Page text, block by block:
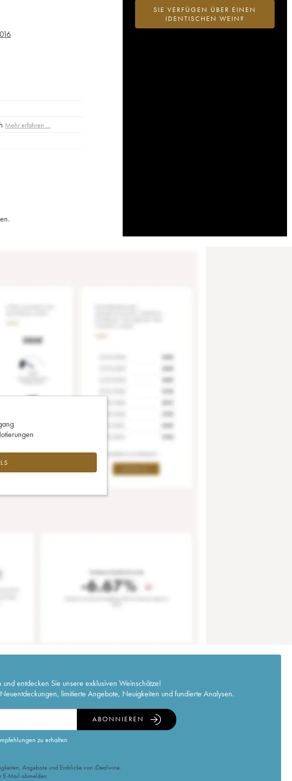
SIE VERFÜGEN ÜBER EINEN
IDENTISCHEN WEIN?
Mehr erfahren …
entdecken Sie unsere exklusiven Weinschätze!
limitierte Angebote, Neuigkeiten und fundierte Analysen.
zu erhalten
ABONNIEREN
Angebote und Einblicke von iDealwine.
E-Mail abmelden.